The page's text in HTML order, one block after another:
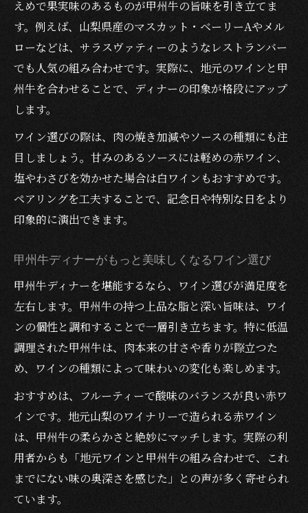
えめで果実味のあるものが甲州牛の旨味を引き立てま
す。例えば、山梨県産のマスカット・ベーリーAやメル
ローなどは、サラスヴァティーのようなレストランバー
でも人気の組み合わせです。実際に、地元のワインと甲
州牛を合わせることで、ディナーの印象が格段にアップ
します。
ワイン選びの際は、肉の焼き加減やソースの種類にも注
目しましょう。甘みのあるソースには軽めの赤ワイン、
塩やわさびを効かせた場合は白ワインもおすすめです。
ペアリングを工夫することで、記念日や特別な日をより
印象的に演出できます。
甲州牛ディナーがもっと美味しくなるワイン選び
甲州牛ディナーを堪能するなら、ワイン選びが満足度を
左右します。甲州牛の持つ上品な脂と深い旨味は、ワイ
ンの個性と調和することで一層引き立ちます。特に低温
調理された甲州牛は、肉本来の甘さや香りが際立つた
め、ワインの種類によって味わいの変化も楽しめます。
おすすめは、フルーティーで酸味のバランスが良い赤ワ
インです。地元山梨のワイナリーで造られる赤ワイン
は、甲州牛の柔らかさと絶妙にマッチします。実際の利
用者からも「地元ワインと甲州牛の組み合わせで、これ
までにない味の奥深さを感じた」との声が多く寄せられ
ています。